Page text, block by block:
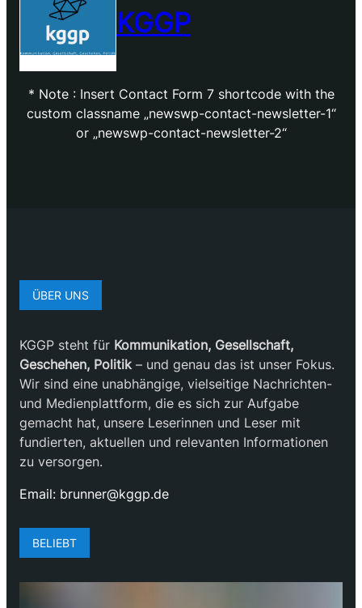
KGGP
* Note : Insert Contact Form 7 shortcode with the
custom classname „newswp-contact-newsletter-1“
or „newswp-contact-newsletter-2“
ÜBER UNS
KGGP steht für Kommunikation, Gesellschaft,
Geschehen, Politik – und genau das ist unser Fokus.
Wir sind eine unabhängige, vielseitige Nachrichten-
und Medienplattform, die es sich zur Aufgabe
gemacht hat, unsere Leserinnen und Leser mit
fundierten, aktuellen und relevanten Informationen
zu versorgen.
Email: brunner@kggp.de
BELIEBT